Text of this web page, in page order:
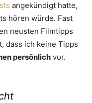
angekündigt hatte,
hören würde. Fast
neusten Filmtipps
dass ich keine Tipps
persönlich vor.